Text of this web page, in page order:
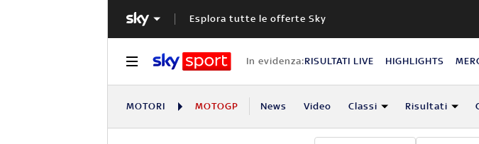
Esplora tutte le offerte Sky
In evidenza:RISULTATI LIVE HIGHLIGHTS
MOTORI MOTOGP News Video Classi Risultati